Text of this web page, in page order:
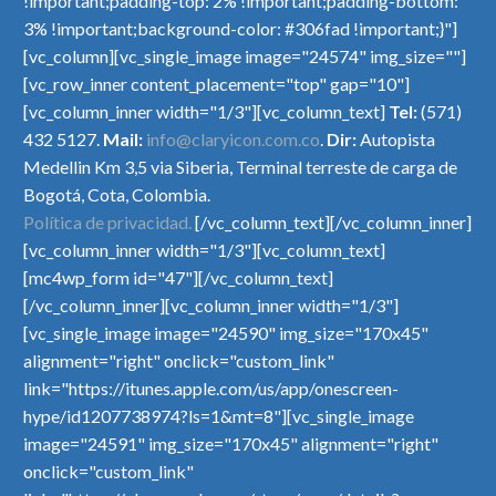
sagittis sem nibh id elit.
Duis sed odio sit amet
nibh vulputate cursus a sit
amet mauris. Aenean
sollicitudin, lorem quis
bibendum auctor, nisi elit
consequat ipsum, nec
sagittis sem nibh id elit.
auctor, nisi elit consequat ipsum, nec
sagittis sem nibh id elit.
Lorem Ipsum. Proin gravida nibh vel
velit auctor aliquet. Aenean
sollicitudin, lorem quis bibendum
auctor, nisi elit consequat ipsum, nec
sagittis sem nibh id elit. Lorem Ipsum.
Proin gravida nibh vel velit auctor
aliquet. Aenean sollicitudin, lorem
quis bibendum auctor, nisi elit
consequat ipsum, nec sagittis sem
nibh id elit.
0
17 Mar 2016
Post With Gallery Slider (Demo)
Lorem Ipsum. Proin gravida nibh vel
velit auctor aliquet. Aenean
sollicitudin, lorem quis bibendum
auctor, nisi elit consequat ipsum, nec
sagittis sem nibh id elit.
18 Mar 2016
100% width Galleries Post (Demo)
Lorem Ipsum. Proin gravida nibh vel
velit auctor aliquet. Aenean
sollicitudin, lorem quis bibendum
auctor, nisi elit consequat ipsum, nec
sagittis sem nibh id elit
17 Mar 2016
Quote Post (Demo)
0
05 Mar 2016
Blog post + left sidebar (Demo)
Lorem Ipsum. Proin gravida nibh vel
velit auctor aliquet. Aenean
sollicitudin, lorem quis bibendum
auctor, nisi elit consequat ipsum, nec
sagittis sem nibh id elit.
16 Oct 2015
Simple Shop Page (Demo)
Lorem Ipsum. Proin gravida nibh vel
velit auctor aliquet. Aenean
sollicitudin, lorem quis bibendum
26 Mar 2016
Post With Gallery Slider
3% !important;background-color: #306fad !important;}"]
[vc_column][vc_single_image image="24574" img_size=""]
[vc_row_inner content_placement="top" gap="10"]
[vc_column_inner width="1/3"][vc_column_text] Tel:(571)
432 5127. Mail: info@claryicon.com.co. Dir:Autopista
Medellin Km 3,5 via Siberia, Terminal terreste de carga de
Bogotá, Cota, Colombia.
Política de privacidad.[/vc_column_text][/vc_column_inner]
[vc_column_inner width="1/3"][vc_column_text]
[mc4wp_form id="47"][/vc_column_text]
[/vc_column_inner][vc_column_inner width="1/3"]
[vc_single_image image="24590" img_size="170x45"
alignment="right" onclick="custom_link"
link="https://itunes.apple.com/us/app/onescreen-
hype/id1207738974?ls=1&mt=8"][vc_single_image
image="24591" img_size="170x45" alignment="right"
onclick="custom_link"